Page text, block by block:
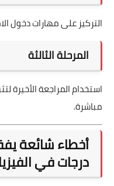
التركيز على مهارات دخول
المرحلة الثالثة
استخدام المراجعة الأخيرة
مباشرة.
أخطاء شائعة
درجات في